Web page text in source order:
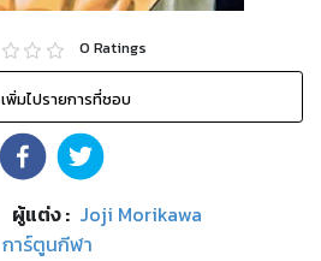
0 Ratings
เพิ่มไปรายการที่ชอบ
ผู้แต่ง : Joji Morikawa
การ์ตูนกีฬา